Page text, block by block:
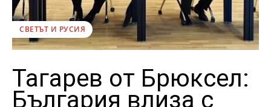
СВЕТЪТ И РУСИЯ
Тагарев от Брюксел:
България влиза с